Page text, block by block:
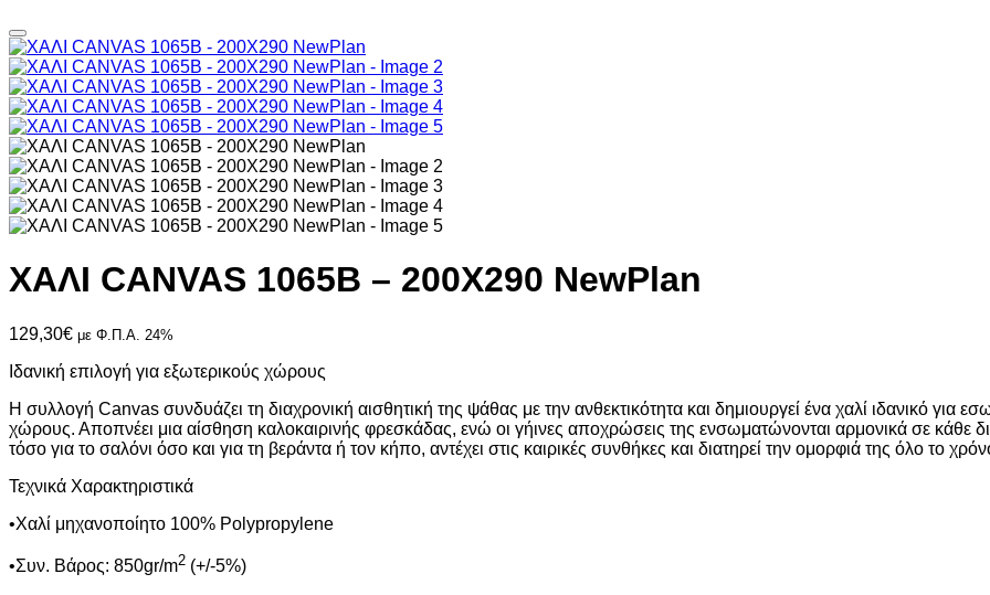
ΧΑΛΙ CANVAS 1065B – 200X290 NewPlan
129,30€ με Φ.Π.Α. 24%
Ιδανική επιλογή για εξωτερικούς χώρους
Η συλλογή Canvas συνδυάζει τη διαχρονική αισθητική της ψάθας με την ανθεκτικότητα και δημιουργεί ένα χαλί ιδανικό για
χώρους. Αποπνέει μια αίσθηση καλοκαιρινής φρεσκάδας, ενώ οι γήινες αποχρώσεις της ενσωματώνονται αρμονικά σε κάθε
τόσο για το σαλόνι όσο και για τη βεράντα ή τον κήπο, αντέχει στις καιρικές συνθήκες και διατηρεί την ομορφιά της όλο το
Τεχνικά Χαρακτηριστικά
•Χαλί μηχανοποίητο 100% Polypropylene
•Συν. Βάρος: 850gr/m2 (+/-5%)